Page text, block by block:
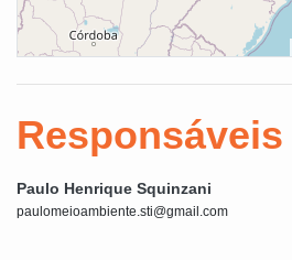
Responsáveis
Paulo Henrique Squinzani
paulomeioambiente.sti@gmail.com